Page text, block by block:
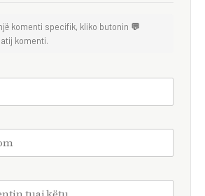
komenti specifik, kliko butonin 💬
komenti.